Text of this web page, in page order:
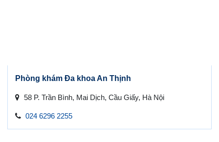
Phòng khám Đa khoa An Thịnh
58 P. Trần Bình, Mai Dịch, Cầu Giấy, Hà Nội
024 6296 2255